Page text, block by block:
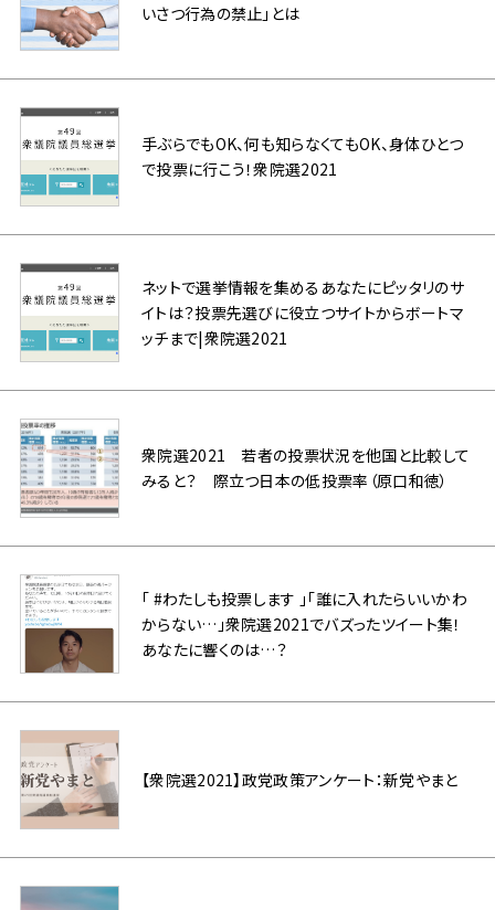
いさつ行為の禁止」とは
手ぶらでもOK、何も知らなくてもOK、身体ひとつ
で投票に行こう！衆院選2021
ネットで選挙情報を集めるあなたにピッタリのサ
イトは？投票先選びに役立つサイトからボートマ
ッチまで|衆院選2021
衆院選2021 若者の投票状況を他国と比較して
みると？ 際立つ日本の低投票率（原口和徳）
「 #わたしも投票します 」「誰に入れたらいいかわ
からない…」衆院選2021でバズったツイート集！
あなたに響くのは…？
【衆院選2021】政党政策アンケート：新党やまと